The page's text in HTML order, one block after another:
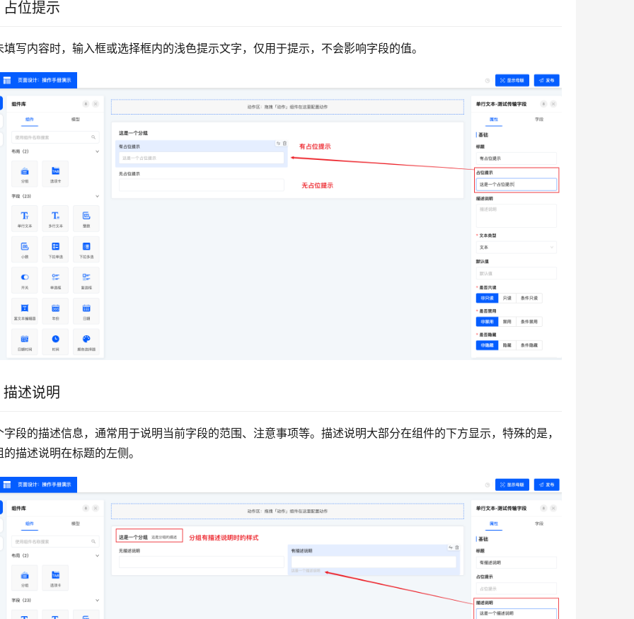
占位提示
填写内容时，输入框或选择框内的浅色提示文字，仅用于提示，不会影响字段的值。
描述说明
字段的描述信息，通常用于说明当前字段的范围、注意事项等。描述说明大部分在组件的下方显示，特殊的是，
的描述说明在标题的左侧。